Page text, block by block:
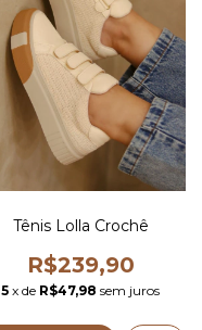
Tênis Lolla Crochê
R$239,90
5 x de R$47,98 sem juros